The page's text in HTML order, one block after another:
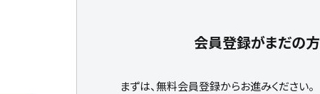
会員登録がまだの方
まずは、無料会員登録からお進みください。